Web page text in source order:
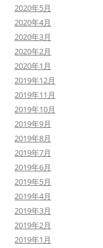
2020年5月
2020年4月
2020年3月
2020年2月
2020年1月
2019年12月
2019年11月
2019年10月
2019年9月
2019年8月
2019年7月
2019年6月
2019年5月
2019年4月
2019年3月
2019年2月
2019年1月